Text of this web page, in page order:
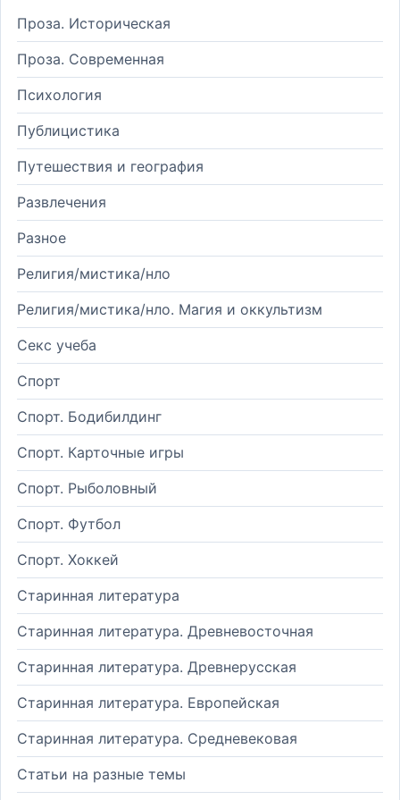
Проза. Историческая
Проза. Современная
Психология
Публицистика
Путешествия и география
Развлечения
Разное
Религия/мистика/нло
Религия/мистика/нло. Магия и оккультизм
Секс учеба
Спорт
Спорт. Бодибилдинг
Спорт. Карточные игры
Спорт. Рыболовный
Спорт. Футбол
Спорт. Хоккей
Старинная литература
Старинная литература. Древневосточная
Старинная литература. Древнерусская
Старинная литература. Европейская
Старинная литература. Средневековая
Статьи на разные темы